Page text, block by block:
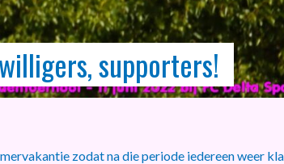
supporters!
zodat na die periode iedereen weer